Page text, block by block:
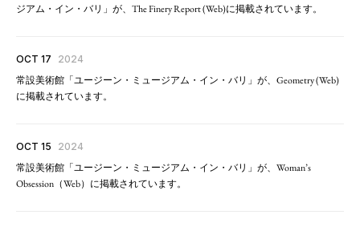
ジアム・イン・バリ」が、The Finery Report (Web)に掲載されています。
OCT 17 2024
常設美術館「ユージーン・ミュージアム・イン・バリ」が、Geometry (Web)
に掲載されています。
OCT 15 2024
常設美術館「ユージーン・ミュージアム・イン・バリ」が、Woman’s
Obsession（Web）に掲載されています。